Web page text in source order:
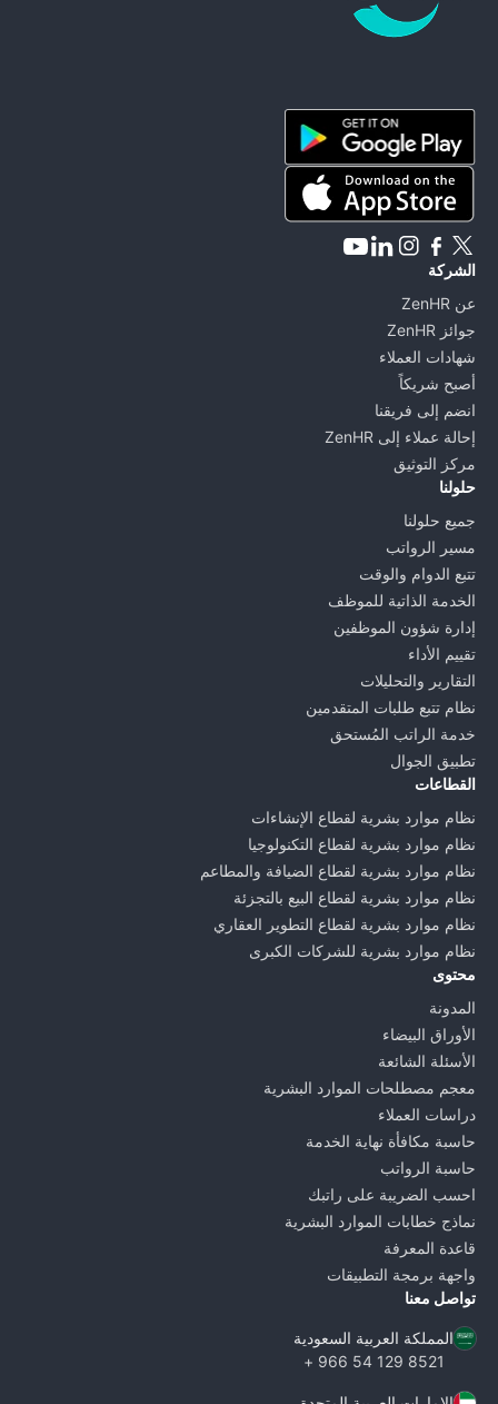
الشركة
عن ZenHR
جوائز ZenHR
شهادات العملاء
أصبح شريكاً
انضم إلى فريقنا
إحالة عملاء إلى ZenHR
مركز التوثيق
حلولنا
جميع حلولنا
مسير الرواتب
تتبع الدوام والوقت
الخدمة الذاتية للموظف
إدارة شؤون الموظفين
تقييم الأداء
التقارير والتحليلات
نظام تتبع طلبات المتقدمين
خدمة الراتب المُستحق
تطبيق الجوال
القطاعات
نظام موارد بشرية لقطاع الإنشاءات
نظام موارد بشرية لقطاع التكنولوجيا
نظام موارد بشرية لقطاع الضيافة والمطاعم
نظام موارد بشرية لقطاع البيع بالتجزئة
نظام موارد بشرية لقطاع التطوير العقاري
نظام موارد بشرية للشركات الكبرى
محتوى
المدونة
الأوراق البيضاء
الأسئلة الشائعة
معجم مصطلحات الموارد البشرية
دراسات العملاء
حاسبة مكافأة نهاية الخدمة
حاسبة الرواتب
احسب الضريبة على راتبك
نماذج خطابات الموارد البشرية
قاعدة المعرفة
واجهة برمجة التطبيقات
تواصل معنا
المملكة العربية السعودية
8521 129 54 966 +